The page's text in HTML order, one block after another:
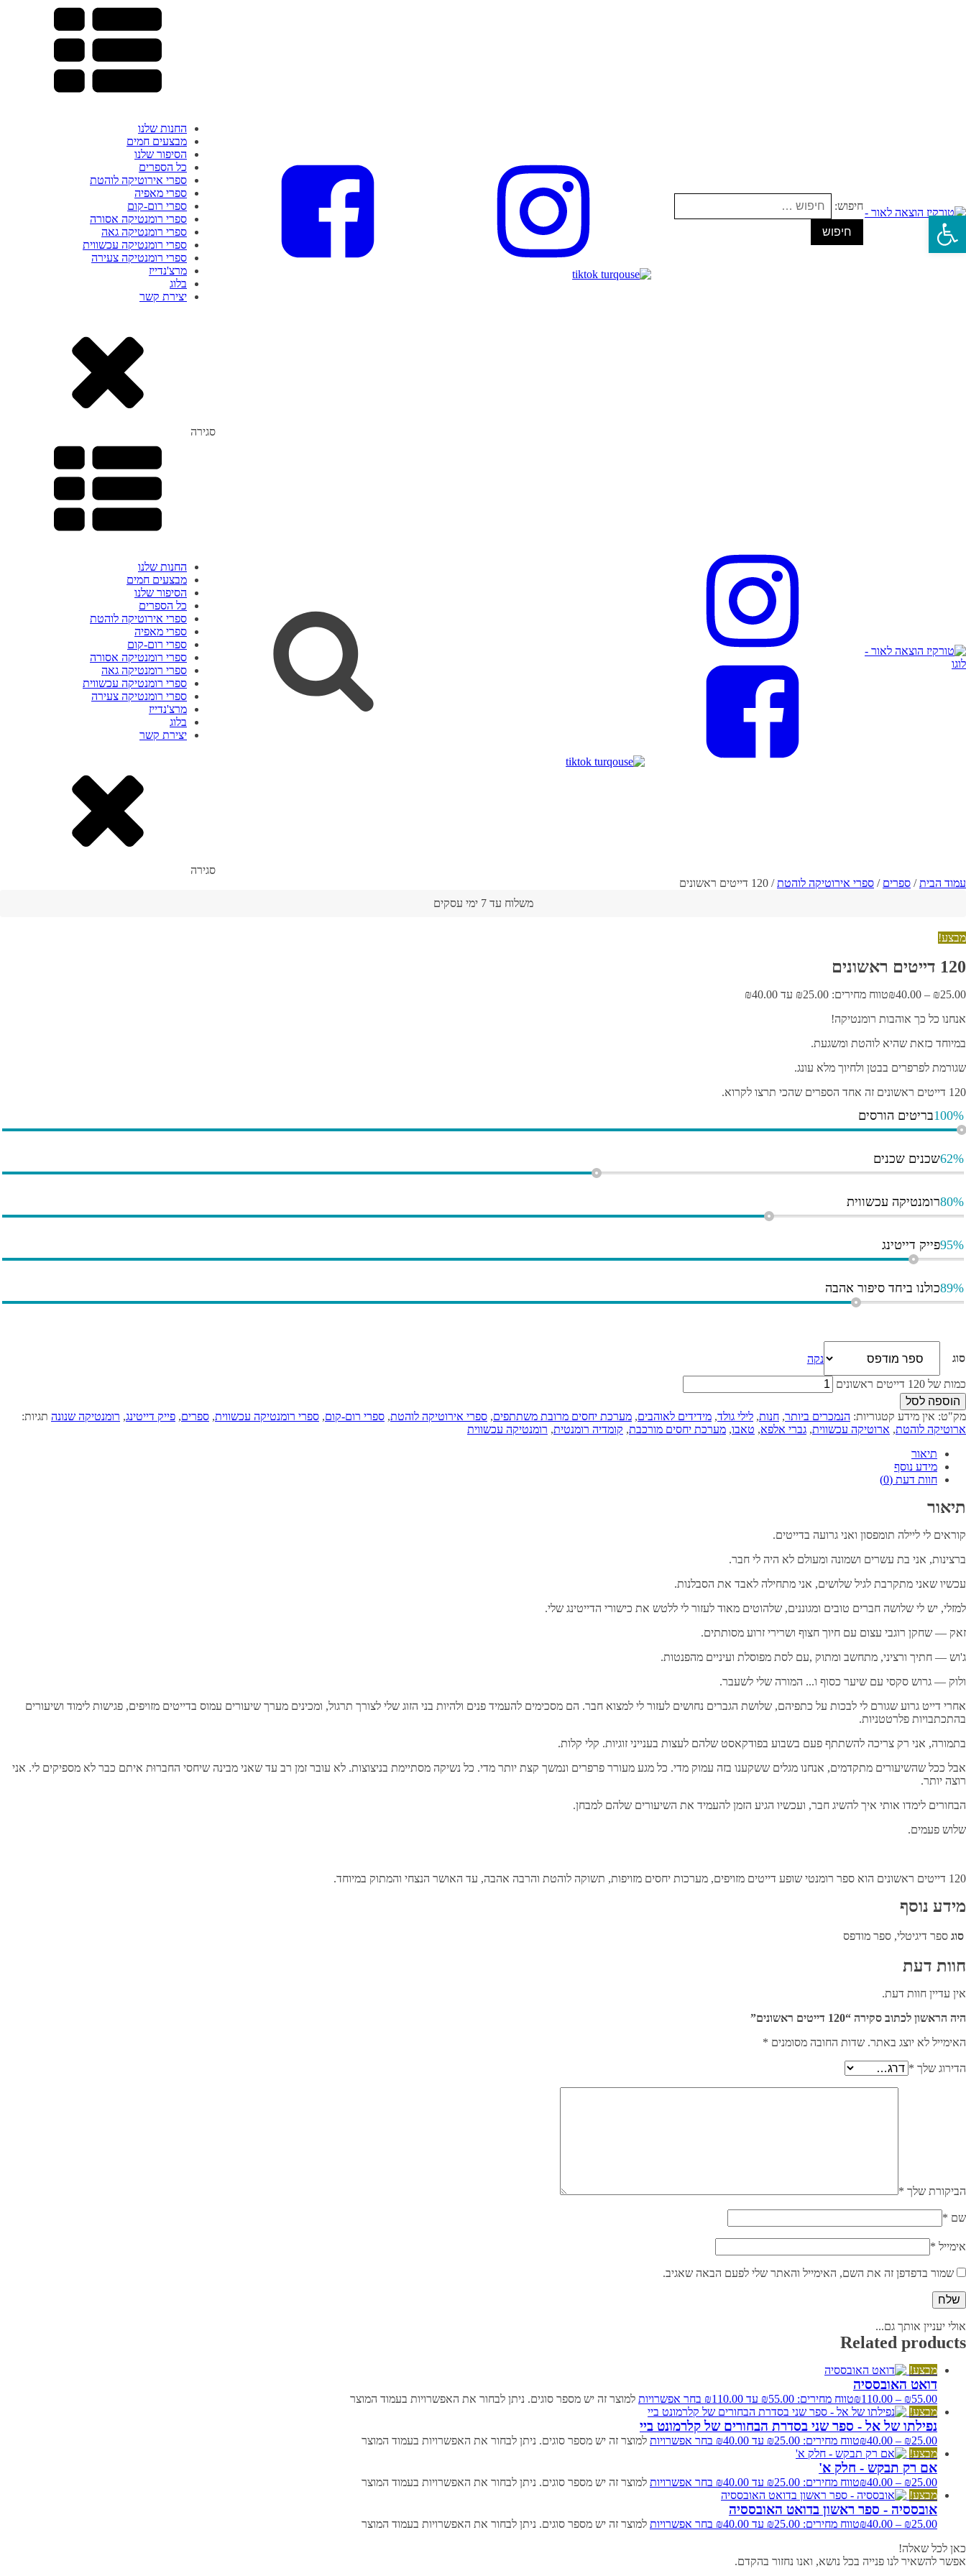
חיפוש:
החנות שלנו
מבצעים חמים
הסיפור שלנו
כל הספרים
ספרי אירוטיקה לוהטת
ספרי מאפיה
ספרי רום-קום
ספרי רומנטיקה אסורה
ספרי רומנטיקה גאה
ספרי רומנטיקה עכשווית
ספרי רומנטיקה צעירה
מרצ'נדייז
בלוג
יצירת קשר
סגירה
החנות שלנו
מבצעים חמים
הסיפור שלנו
כל הספרים
ספרי אירוטיקה לוהטת
ספרי מאפיה
ספרי רום-קום
ספרי רומנטיקה אסורה
ספרי רומנטיקה גאה
ספרי רומנטיקה עכשווית
ספרי רומנטיקה צעירה
מרצ'נדייז
בלוג
יצירת קשר
סגירה
עמוד הבית/ ספרים / ספרי אירוטיקה לוהטת/ 120 דייטים ראשונים
משלוח עד 7 ימי עסקים
מבצע!
120 דייטים ראשונים
₪25.00
–
₪40.00
טווח מחירים: ⁦₪25.00⁩ עד ⁦₪40.00⁩
אנחנו כל כך אוהבות רומנטיקה!
במיוחד כזאת שהיא לוהטת ומשגעת.
שגורמת לפרפרים בבטן ולחיוך מלא עונג.
120 דייטים ראשונים זה אחד הספרים שהכי תרצו לקרוא.
בריטים הורסים100%
שכנים שכנים62%
רומנטיקה עכשווית80%
פייק דייטינג95%
כולנו ביחד סיפור אהבה89%
סוג נקה
כמות של 120 דייטים ראשונים
הוספה לסל
מק"ט: אין מידע קטגוריות: הנמכרים ביותר, חנות, לילי גולד, מידידים לאוהבים, מערכת יחסים מרובת משתתפים, ספרי אירוטיקה לוהטת, ספרי רום-קום, ספרי רומנטיקה עכשווית, ספרים, פייק דייטינג, רומנטיקה שנונה תגיות:
ארוטיקה לוהטת, ארוטיקה עכשווית, גברי אלפא, טאבו, מערכת יחסים מורכבת, קומדיה רומנטית, רומנטיקה עכשווית
תיאור
מידע נוסף
חוות דעת (0)
תיאור
קוראים לי ליילה תומפסון ואני גרועה בדייטים.
ברצינות, אני בת עשרים ושמונה ומעולם לא היה לי חבר.
עכשיו שאני מתקרבת לגיל שלושים, אני מתחילה לאבד את הסבלנות.
למזלי, יש לי שלושה חברים טובים ומגוננים, שלהוטים מאוד לעזור לי ללטש את כישורי הדייטינג שלי.
זאק — שחקן רוגבי עצום עם חיוך חצוף ושרירי זרוע מסותתים.
ג'וש — חתיך ורציני, מתחשב ומתוק ,עם לסת מפוסלת ועיניים מהפנטות.
ולוק — גרוש סקסי עם שיער כסוף ו... המורה שלי לשעבר.
אחרי דייט גרוע שגורם לי לבכות על כתפיהם, שלושת הגברים נחושים לעזור לי למצוא חבר. הם מסכימים להעמיד פנים ולהיות בני הזוג שלי לצורך תרגול, ומכינים מערך שיעורים עמוס בדייטים מזויפים, פגישות לימוד ושיעורים
בהתכתבויות פלרטטניות.
בתמורה, אני רק צריכה להשתתף פעם בשבוע בפודקאסט שלהם לעצות בענייני זוגיות. קלי קלות.
אבל ככל שהשיעורים מתקדמים, אנחנו מגלים ששקענו בזה עמוק מדי. כל מגע מעורר פרפרים ונמשך קצת יותר מדי. כל נשיקה מסתיימת בניצוצות. לא עובר זמן רב עד שאני מבינה שיחסי החברוּת איתם כבר לא מספיקים לי. אני
רוצה יותר.
הבחורים לימדו אותי איך להשיג חבר, ועכשיו הגיע הזמן להעמיד את השיעורים שלהם למבחן.
שלוש פעמים.
120 דייטים ראשונים הוא ספר רומנטי שופע דייטים מזויפים, מערכות יחסים מזויפות, תשוקה לוהטת והרבה אהבה, עד האושר הנצחי והמתוק במיוחד.
מידע נוסף
סוג ספר דיגיטלי, ספר מודפס
חוות דעת
אין עדיין חוות דעת.
היה הראשון לכתוב סקירה “120 דייטים ראשונים”
האימייל לא יוצג באתר. שדות החובה מסומנים *
הדירוג שלך *
הביקורת שלך *
שם *
אימייל *
שמור בדפדפן זה את השם, האימייל והאתר שלי לפעם הבאה שאגיב.
אולי יעניין אותך גם...
Related products
מבצע!
דואט האובססיה
₪55.00
–
₪110.00 טווח מחירים: ⁦₪55.00⁩ עד ⁦₪110.00⁩ בחר אפשרויות למוצר זה יש מספר סוגים. ניתן לבחור את האפשרויות בעמוד המוצר
מבצע!
נפילתו של אל - ספר שני בסדרת הבחורים של קלרמונט ביי
₪25.00
–
₪40.00 טווח מחירים: ⁦₪25.00⁩ עד ⁦₪40.00⁩ בחר אפשרויות למוצר זה יש מספר סוגים. ניתן לבחור את האפשרויות בעמוד המוצר
מבצע!
אם רק תבקש - חלק א'
₪25.00
–
₪40.00 טווח מחירים: ⁦₪25.00⁩ עד ⁦₪40.00⁩ בחר אפשרויות למוצר זה יש מספר סוגים. ניתן לבחור את האפשרויות בעמוד המוצר
מבצע!
אובססיה - ספר ראשון בדואט האובססיה
₪25.00
–
₪40.00 טווח מחירים: ⁦₪25.00⁩ עד ⁦₪40.00⁩ בחר אפשרויות למוצר זה יש מספר סוגים. ניתן לבחור את האפשרויות בעמוד המוצר
כאן לכל שאלה!
אפשר להשאיר לנו פנייה בכל נושא, ואנו נחזור בהקדם.
פתח סרגל נגישות